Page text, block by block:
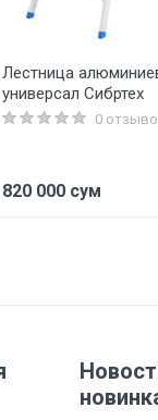
Лестница
универсал Сибртех
0
820 000 сум